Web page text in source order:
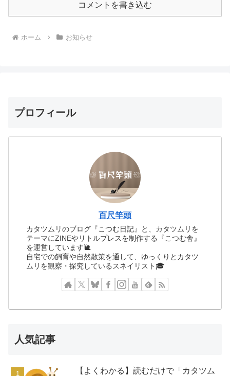
コメントを書き込む
ホーム お知らせ
プロフィール
百尺竿頭
カタツムリのブログ『こつむ日記』と、カタツムリを
テーマにZINEやリトルプレスを制作する『こつむ舎』
を運営しています🐌
自宅での飼育や自然散策を通して、ゆっくりとカタツ
ムリを観察・探究しているスネイリスト🎓
人気記事
【よくわかる】読むだけで「カタツム